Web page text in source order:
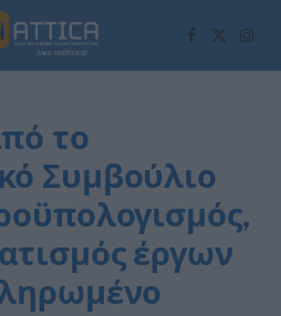
Facebook
X
(Twitter)
το
Συμβούλιο
έργων